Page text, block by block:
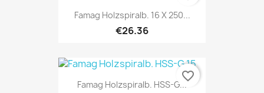
Famag Holzspiralb. 16 X 250...
€26.36
Famag Holzspiralb. HSS-G...
favorite_border